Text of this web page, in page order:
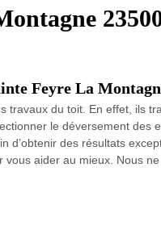
Feyre La
travaux du toit. En effet, ils
le déversement des
d’obtenir des résultats
aider au mieux. Nous